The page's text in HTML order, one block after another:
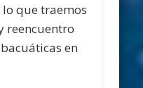
que traemos
reencuentro
en